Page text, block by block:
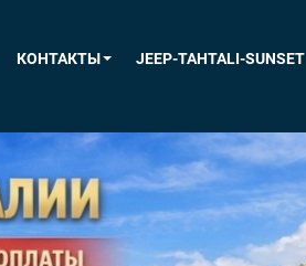
КОНТАКТЫ JEEP-TAHTALI-SUNSET